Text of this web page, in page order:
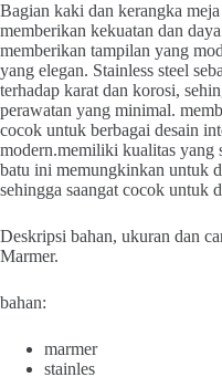
Bagian kaki dan kerangka
memberikan kekuatan dan
memberikan tampilan yang
yang elegan. Stainless steel
terhadap karat dan korosi,
perawatan yang minimal.
cocok untuk berbagai desain
modern.memiliki kualitas yang
batu ini memungkinkan untuk
sehingga saangat cocok untuk
Deskripsi bahan, ukuran dan
Marmer.
bahan:
marmer
stainles